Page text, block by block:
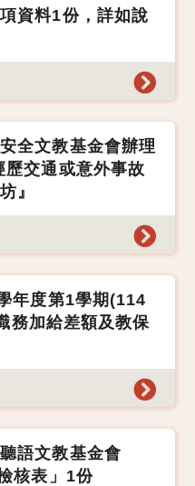
資料1份，詳如說
全文教基金會辦理
歷交通或意外事故
』
年度第1學期(114
務加給差額及教保
語文教基金會
核表」1份